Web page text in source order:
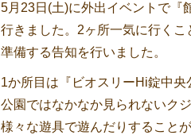
5月23日(土)に外出イベントで『
行きました。2ヶ所一気に行く
準備する告知を行いました。
1か所目は『ビオスリーHi錠中央
公園ではなかなか見られないク
様々な遊具で遊んだりすること